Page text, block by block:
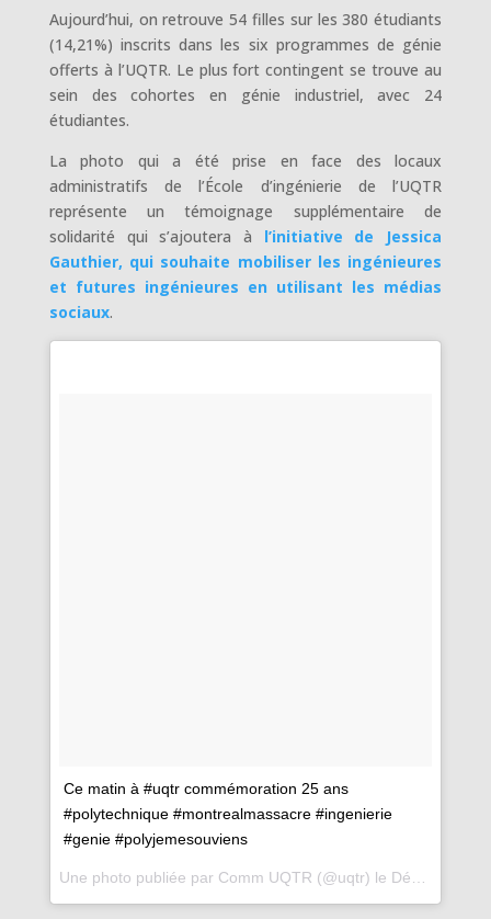
Aujourd’hui, on retrouve 54 filles sur les 380 étudiants
(14,21%) inscrits dans les six programmes de génie
offerts à l’UQTR. Le plus fort contingent se trouve au
sein des cohortes en génie industriel, avec 24
étudiantes.
La photo qui a été prise en face des locaux
administratifs de l’École d’ingénierie de l’UQTR
représente un témoignage supplémentaire de
solidarité qui s’ajoutera à l’initiative de Jessica
Gauthier, qui souhaite mobiliser les ingénieures
et futures ingénieures en utilisant les médias
sociaux.
Ce matin à #uqtr commémoration 25 ans
#polytechnique #montrealmassacre #ingenierie
#genie #polyjemesouviens
Une photo publiée par Comm UQTR (@uqtr) le Déc. 12, 2014 at 10:53 PST